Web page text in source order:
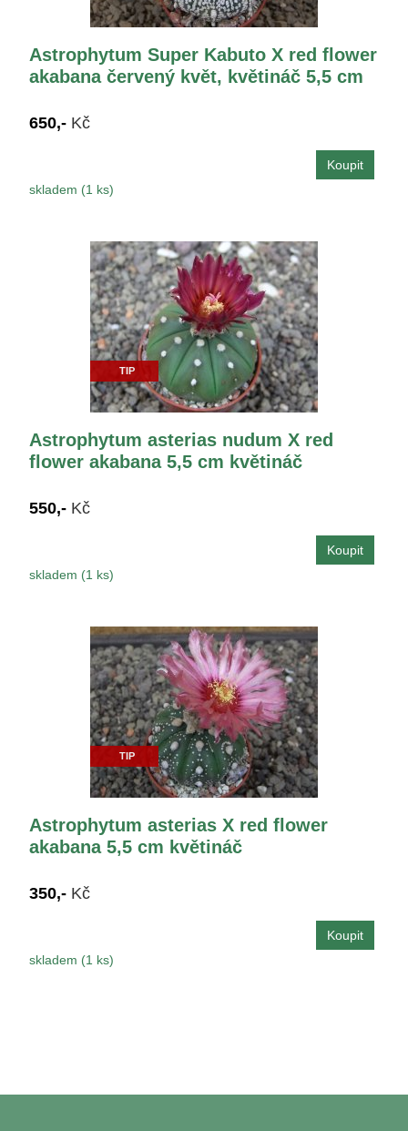
Astrophytum Super Kabuto X red flower
akabana červený květ, květináč 5,5 cm
650,- Kč
skladem (1 ks)
TIP
Astrophytum asterias nudum X red
flower akabana 5,5 cm květináč
550,- Kč
skladem (1 ks)
TIP
Astrophytum asterias X red flower
akabana 5,5 cm květináč
350,- Kč
skladem (1 ks)